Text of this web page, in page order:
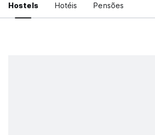
Hostels Hotéis Pensões